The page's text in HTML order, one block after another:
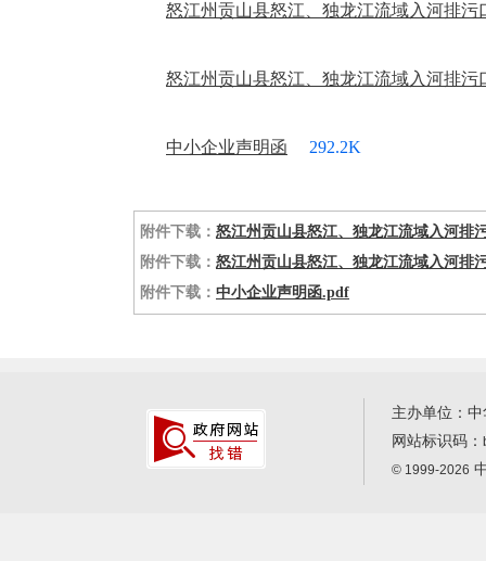
怒江州贡山县怒江、独龙江流域入河排
怒江州贡山县怒江、独龙江流域入河排污
中小企业声明函 292.2K
附件下载： 怒江州贡山县怒江、独龙江流域入河排
附件下载： 怒江州贡山县怒江、独龙江流域入河排
附件下载： 中小企业声明函.pdf
主办单位：
网站标识码：
© 1999-2026